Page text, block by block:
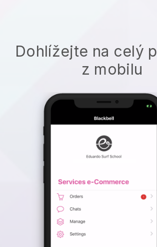
Dohlížejte na celý
z mobilu